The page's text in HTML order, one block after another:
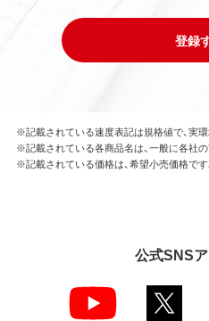
登録
※記載されている速度表記は規格値で、実
※記載されている各商品名は、一般に各社
※記載されている価格は、希望小売価格です
公式SNS